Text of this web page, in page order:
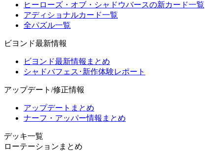
ヒーローズ・オブ・シャドウバースの新カード一覧
アディショナルカード一覧
全パズル一覧
ビヨンド最新情報
ビヨンド最新情報まとめ
シャドバフェス･新作体験レポート
アップデート/修正情報
アップデートまとめ
ナーフ・アッパー情報まとめ
デッキ一覧
ローテーションまとめ